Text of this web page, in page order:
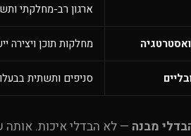
ארגון רב-מחלקתי
מחלקות תוכן ויצירה
סניפים ותשתית
מבנה — לא הבדלי איכות. אותה